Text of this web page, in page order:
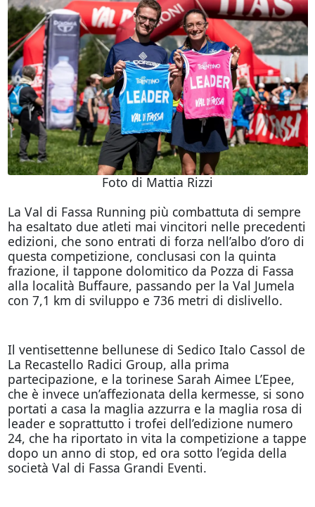
Foto di Mattia Rizzi
La Val di Fassa Running più combattuta di sempre
ha esaltato due atleti mai vincitori nelle precedenti
edizioni, che sono entrati di forza nell’albo d’oro di
questa competizione, conclusasi con la quinta
frazione, il tappone dolomitico da Pozza di Fassa
alla località Buffaure, passando per la Val Jumela
con 7,1 km di sviluppo e 736 metri di dislivello.
Il ventisettenne bellunese di Sedico Italo Cassol de
La Recastello Radici Group, alla prima
partecipazione, e la torinese Sarah Aimee L’Epee,
che è invece un’affezionata della kermesse, si sono
portati a casa la maglia azzurra e la maglia rosa di
leader e soprattutto i trofei dell’edizione numero
24, che ha riportato in vita la competizione a tappe
dopo un anno di stop, ed ora sotto l’egida della
società Val di Fassa Grandi Eventi.